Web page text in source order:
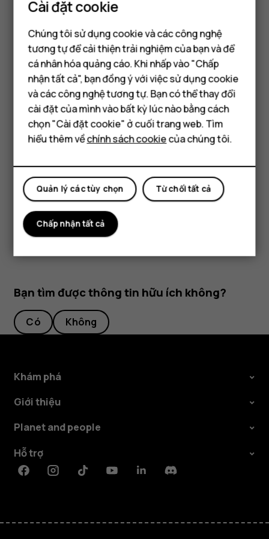
Điện thoại thông minh
Điện thoại phổ thông
Máy tính bảng
Đọc và trả lời thư
Chạm vàoGmail.
Chạm vào thư bạn muốn đọc.
Để trả lời thư, hãy chạm vàoreplyhoặc chạm vàomore_vert
Trả lời tất cả .
Xóa thư
Chạm vàoGmail.
Để xóa nhiều thư, hãy chạm vào vòng tròn có tên viết
tắt của những người nhận để chọn các thư và chạm
delete
Bạn tìm được thông tin hữu ích không?
Có Không
Khám phá
Giới thiệu
Planet and people
Hỗ trợ
FacebookInstagramTiktokYoutubeLinkedinDiscord
Cài đặt cookie
Chúng tôi sử dụng cookie và các công nghệ
tương tự để cải thiện trải nghiệm của bạn và để
cá nhân hóa quảng cáo. Khi nhấp vào "Chấp
nhận tất cả", bạn đồng ý với việc sử dụng cookie
và các công nghệ tương tự. Bạn có thể thay đổi
cài đặt của mình vào bất kỳ lúc nào bằng cách
chọn "Cài đặt cookie" ở cuối trang web. Tìm
hiểu thêm vềchính sách cookiecủa chúng tôi.
Từ chối tất cả
Quản lý các tùy chọn
Chấp nhận tất cả